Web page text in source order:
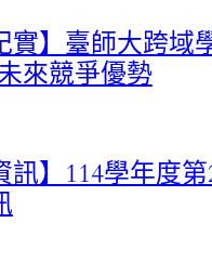
動
成
動
資
實】臺師大跨域
來競爭優勢
訊】114學年度